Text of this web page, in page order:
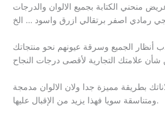
منحني الكتابة بجميع الالوان والدرجات
رمادي اصفر برتقالي ازرق واسود … الخ
الجميع وسرقة عيونهم نحو منتجاتك
بطريقة مميزة جدا ولان الالوان مدمجة
ومتناسقة سويا فهذا يزيد من الإقبال عليها.